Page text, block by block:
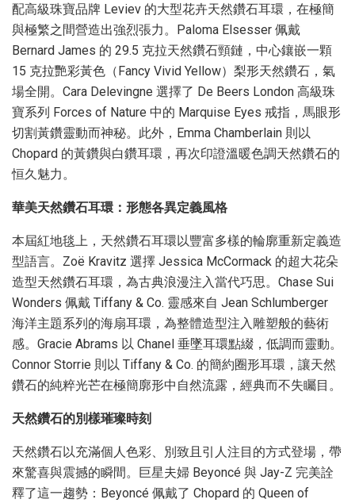
配高級珠寶品牌 Leviev 的大型花卉天然鑽石耳環，在極簡
與極繁之間營造出強烈張力。Paloma Elsesser 佩戴
Bernard James 的 29.5 克拉天然鑽石頸鏈，中心鑲嵌一顆
15 克拉艷彩黃色（Fancy Vivid Yellow）梨形天然鑽石，氣
場全開。Cara Delevingne 選擇了 De Beers London 高級珠
寶系列 Forces of Nature 中的 Marquise Eyes 戒指，馬眼形
切割黃鑽靈動而神秘。此外，Emma Chamberlain 則以
Chopard 的黃鑽與白鑽耳環，再次印證溫暖色調天然鑽石的
恒久魅力。
華美天然鑽石耳環：形態各異定義風格
本屆紅地毯上，天然鑽石耳環以豐富多樣的輪廓重新定義造
型語言。Zoë Kravitz 選擇 Jessica McCormack 的超大花朵
造型天然鑽石耳環，為古典浪漫注入當代巧思。Chase Sui
Wonders 佩戴 Tiffany & Co. 靈感來自 Jean Schlumberger
海洋主題系列的海扇耳環，為整體造型注入雕塑般的藝術
感。Gracie Abrams 以 Chanel 垂墜耳環點綴，低調而靈動。
Connor Storrie 則以 Tiffany & Co. 的簡約圈形耳環，讓天然
鑽石的純粹光芒在極簡廓形中自然流露，經典而不失矚目。
天然鑽石的別樣璀璨時刻
天然鑽石以充滿個人色彩、別致且引人注目的方式登場，帶
來驚喜與震撼的瞬間。巨星夫婦 Beyoncé 與 Jay-Z 完美詮
釋了這一趨勢：Beyoncé 佩戴了 Chopard 的 Queen of